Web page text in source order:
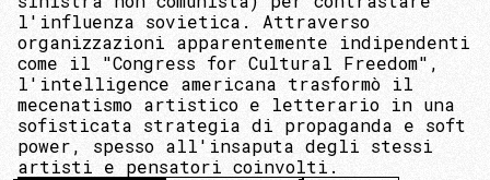
l'influenza sovietica. Attraverso
organizzazioni apparentemente indipendenti
come il "Congress for Cultural Freedom",
l'intelligence americana trasformò il
mecenatismo artistico e letterario in una
sofisticata strategia di propaganda e soft
power, spesso all'insaputa degli stessi
artisti e pensatori coinvolti.